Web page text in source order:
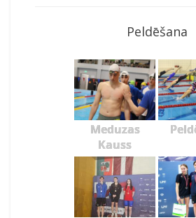
Peldēšana
Meduzas
Kauss